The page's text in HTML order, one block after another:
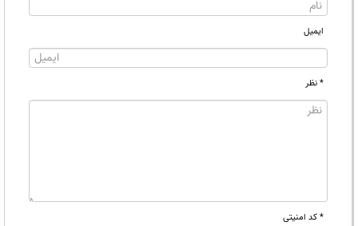
ایمیل
* نظر
* کد امنیتی